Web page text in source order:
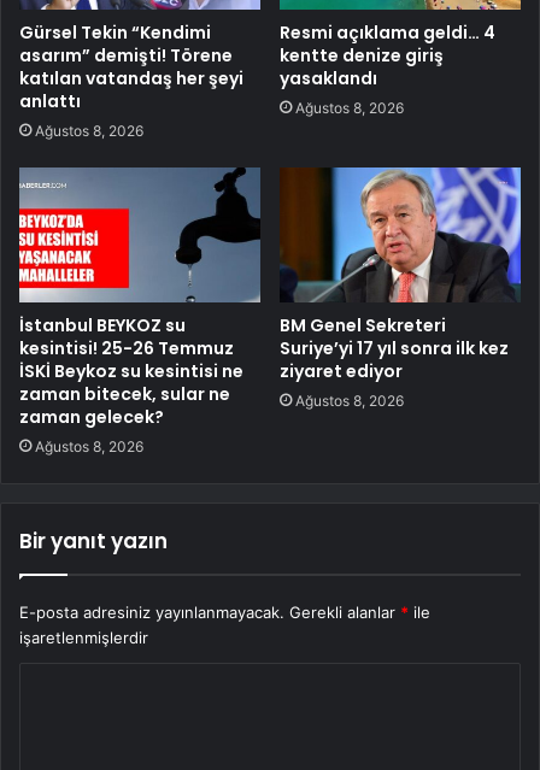
Gürsel Tekin “Kendimi
asarım” demişti! Törene
katılan vatandaş her şeyi
anlattı
Ağustos 8, 2026
Resmi açıklama geldi… 4
kentte denize giriş
yasaklandı
Ağustos 8, 2026
İstanbul BEYKOZ su
kesintisi! 25-26 Temmuz
İSKİ Beykoz su kesintisi ne
zaman bitecek, sular ne
zaman gelecek?
Ağustos 8, 2026
BM Genel Sekreteri
Suriye’yi 17 yıl sonra ilk kez
ziyaret ediyor
Ağustos 8, 2026
Bir yanıt yazın
E-posta adresiniz yayınlanmayacak. Gerekli alanlar * ile
işaretlenmişlerdir